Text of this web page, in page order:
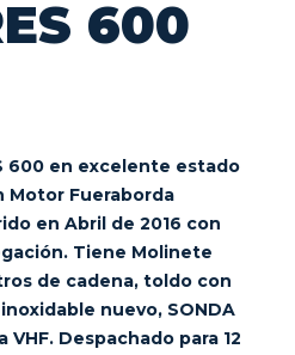
600
600 en excelente estado
Motor Fueraborda
en Abril de 2016 con
Tiene Molinete
de cadena, toldo con
nuevo, SONDA
VHF. Despachado para 12